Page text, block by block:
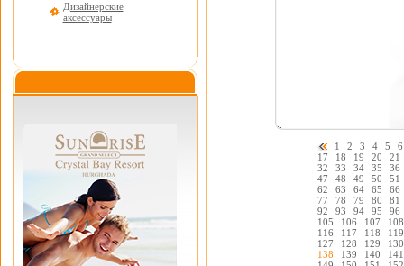
Дизайнерские
аксессуары
1 2 3 4 5
6
17
18 19 20
21
32
33 34 35
36
47
48 49 50
51
62
63 64 65
66
77
78 79 80
81
92
93 94 95
96
105
106 107
108
116
117 118
119
127
128 129
130
138
139 140
141